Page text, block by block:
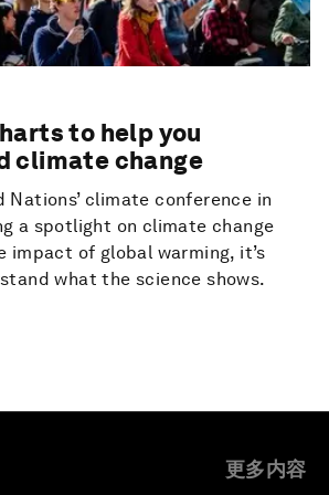
to help you
climate change
Nations’ climate conference in
a spotlight on climate change
impact of global warming, it’s
what the science shows.
更多内容